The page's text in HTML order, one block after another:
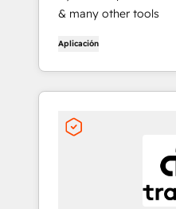
& many other tools
Aplicación